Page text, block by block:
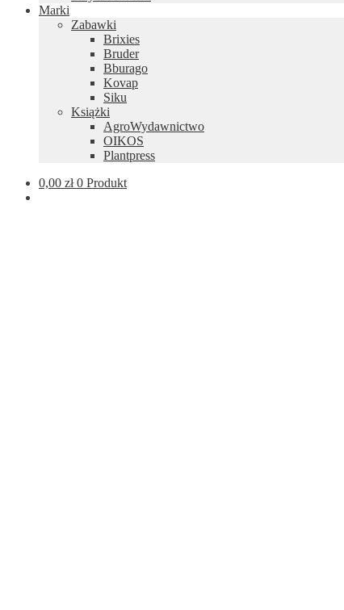
Marki
Zabawki
Brixies
Bruder
Bburago
Kovap
Siku
Książki
AgroWydawnictwo
OIKOS
Plantpress
0,00 zł 0 Produkt